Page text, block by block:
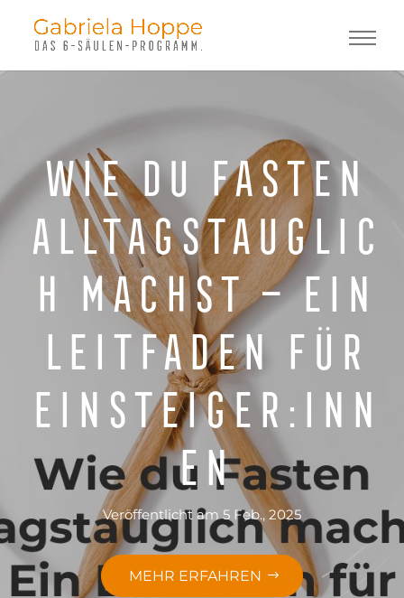
Wie du Fasten
alltagstauglic
h machst – Ein
Leitfaden für
Einsteiger:inn
en
Veröffentlicht am 5 Feb., 2025
MEHR ERFAHREN